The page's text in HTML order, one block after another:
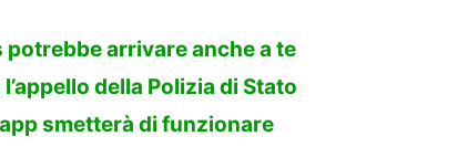
potrebbe arrivare anche a te
della Polizia di Stato
smetterà di funzionare